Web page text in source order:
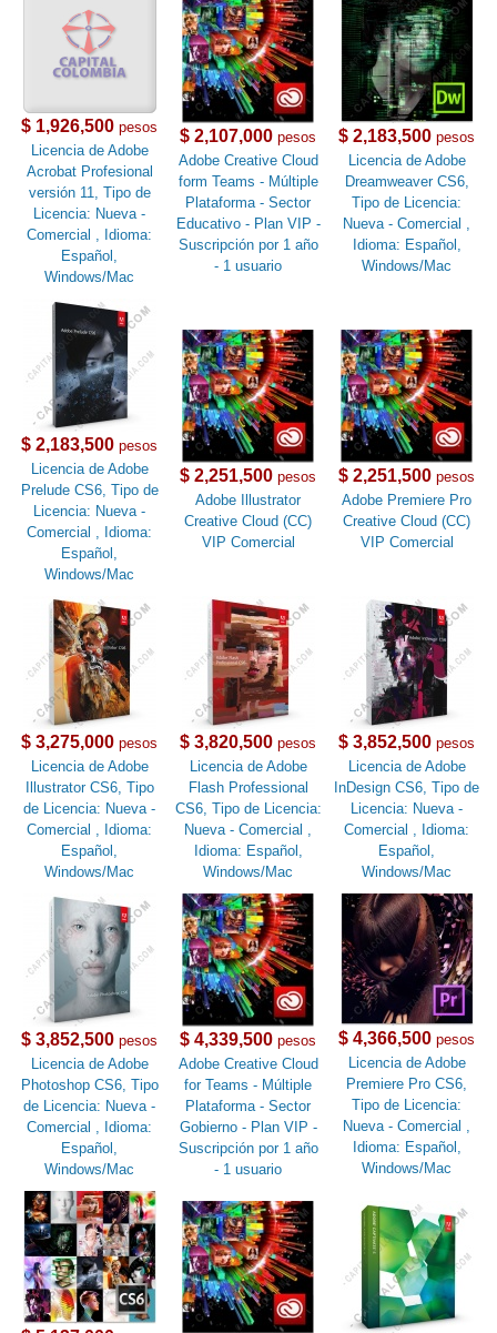
$ 1,926,500 pesos
Licencia de Adobe
Acrobat Profesional
versión 11, Tipo de
Licencia: Nueva -
Comercial , Idioma:
Español,
Windows/Mac
$ 2,107,000 pesos
Adobe Creative Cloud
form Teams - Múltiple
Plataforma - Sector
Educativo - Plan VIP -
Suscripción por 1 año
- 1 usuario
$ 2,183,500 pesos
Licencia de Adobe
Dreamweaver CS6,
Tipo de Licencia:
Nueva - Comercial ,
Idioma: Español,
Windows/Mac
$ 2,183,500 pesos
Licencia de Adobe
Prelude CS6, Tipo de
Licencia: Nueva -
Comercial , Idioma:
Español,
Windows/Mac
$ 2,251,500 pesos
Adobe Illustrator
Creative Cloud (CC)
VIP Comercial
$ 2,251,500 pesos
Adobe Premiere Pro
Creative Cloud (CC)
VIP Comercial
$ 3,275,000 pesos
Licencia de Adobe
Illustrator CS6, Tipo
de Licencia: Nueva -
Comercial , Idioma:
Español,
Windows/Mac
$ 3,820,500 pesos
Licencia de Adobe
Flash Professional
CS6, Tipo de Licencia:
Nueva - Comercial ,
Idioma: Español,
Windows/Mac
$ 3,852,500 pesos
Licencia de Adobe
InDesign CS6, Tipo de
Licencia: Nueva -
Comercial , Idioma:
Español,
Windows/Mac
$ 3,852,500 pesos
Licencia de Adobe
Photoshop CS6, Tipo
de Licencia: Nueva -
Comercial , Idioma:
Español,
Windows/Mac
$ 4,339,500 pesos
Adobe Creative Cloud
for Teams - Múltiple
Plataforma - Sector
Gobierno - Plan VIP -
Suscripción por 1 año
- 1 usuario
$ 4,366,500 pesos
Licencia de Adobe
Premiere Pro CS6,
Tipo de Licencia:
Nueva - Comercial ,
Idioma: Español,
Windows/Mac